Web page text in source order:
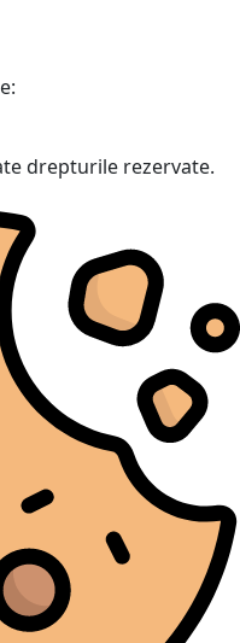
drepturile rezervate.